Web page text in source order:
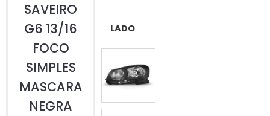
SAVEIRO
G6 13/16
FOCO
SIMPLES
MASCARA
NEGRA
LADO
ESQUERDO (MOTORISTA)